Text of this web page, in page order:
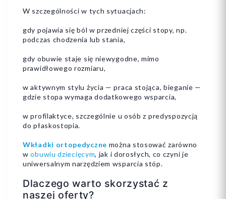
W szczególności w tych sytuacjach:
gdy pojawia się ból w przedniej części stopy, np.
podczas chodzenia lub stania,
gdy obuwie staje się niewygodne, mimo
prawidłowego rozmiaru,
w aktywnym stylu życia — praca stojąca, bieganie —
gdzie stopa wymaga dodatkowego wsparcia,
w profilaktyce, szczególnie u osób z predyspozycją
do płaskostopia.
Wkładki ortopedyczne można stosować zarówno
wobuwiu dziecięcym, jak i dorosłych, co czyni je
uniwersalnym narzędziem wsparcia stóp.
Dlaczego warto skorzystać z
naszej oferty?